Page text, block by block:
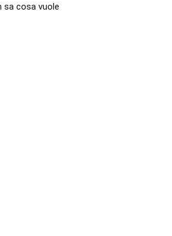
sa cosa vuole